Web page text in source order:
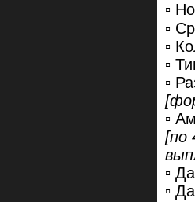
▫️
▫️
▫️
▫️
▫️
▫️
[по
▫️
▫️